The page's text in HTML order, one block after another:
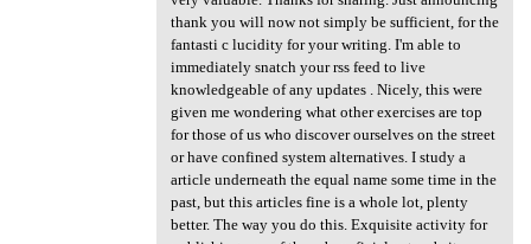
thank you will now not simply be sufficient, for the
fantasti c lucidity for your writing. I'm able to
immediately snatch your rss feed to live
knowledgeable of any updates . Nicely, this were
given me wondering what other exercises are top
for those of us who discover ourselves on the street
or have confined system alternatives. I study a
article underneath the equal name some time in the
past, but this articles fine is a whole lot, plenty
better. The way you do this. Exquisite activity for